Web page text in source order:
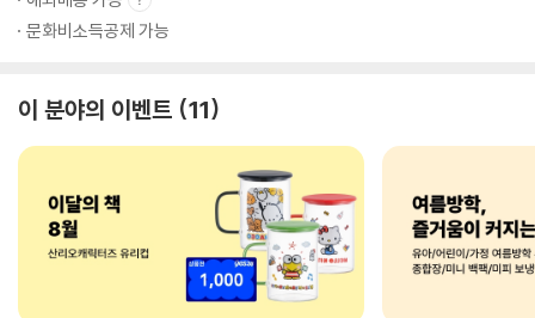
문화비소득공제 가능
이 분야의 이벤트 11